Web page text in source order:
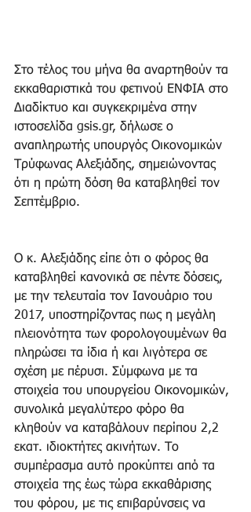
Στο τέλος του μήνα θα αναρτηθούν τα
εκκαθαριστικά του φετινού ΕΝΦΙΑ στο
Διαδίκτυο και συγκεκριμένα στην
ιστοσελίδα gsis.gr, δήλωσε ο
αναπληρωτής υπουργός Οικονομικών
Τρύφωνας Αλεξιάδης, σημειώνοντας
ότι η πρώτη δόση θα καταβληθεί τον
Σεπτέμβριο.
Ο κ. Αλεξιάδης είπε ότι ο φόρος θα
καταβληθεί κανονικά σε πέντε δόσεις,
με την τελευταία τον Ιανουάριο του
2017, υποστηρίζοντας πως η μεγάλη
πλειονότητα των φορολογουμένων θα
πληρώσει τα ίδια ή και λιγότερα σε
σχέση με πέρυσι. Σύμφωνα με τα
στοιχεία του υπουργείου Οικονομικών,
συνολικά μεγαλύτερο φόρο θα
κληθούν να καταβάλουν περίπου 2,2
εκατ. ιδιοκτήτες ακινήτων. Το
συμπέρασμα αυτό προκύπτει από τα
στοιχεία της έως τώρα εκκαθάρισης
του φόρου, με τις επιβαρύνσεις να